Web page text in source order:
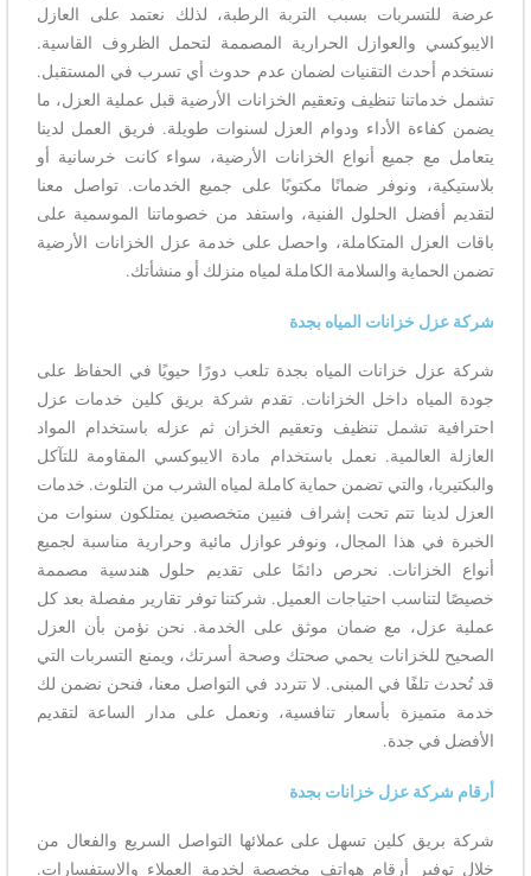
عرضة للتسربات بسبب التربة الرطبة، لذلك نعتمد على العازل
الايبوكسي والعوازل الحرارية المصممة لتحمل الظروف القاسية.
نستخدم أحدث التقنيات لضمان عدم حدوث أي تسرب في المستقبل.
تشمل خدماتنا تنظيف وتعقيم الخزانات الأرضية قبل عملية العزل، ما
يضمن كفاءة الأداء ودوام العزل لسنوات طويلة. فريق العمل لدينا
يتعامل مع جميع أنواع الخزانات الأرضية، سواء كانت خرسانية أو
بلاستيكية، ونوفر ضمانًا مكتوبًا على جميع الخدمات. تواصل معنا
لتقديم أفضل الحلول الفنية، واستفد من خصوماتنا الموسمية على
باقات العزل المتكاملة، واحصل على خدمة عزل الخزانات الأرضية
تضمن الحماية والسلامة الكاملة لمياه منزلك أو منشأتك.
شركة عزل خزانات المياه بجدة
شركة عزل خزانات المياه بجدة تلعب دورًا حيويًا في الحفاظ على
جودة المياه داخل الخزانات. تقدم شركة بريق كلين خدمات عزل
احترافية تشمل تنظيف وتعقيم الخزان ثم عزله باستخدام المواد
العازلة العالمية. نعمل باستخدام مادة الايبوكسي المقاومة للتآكل
والبكتيريا، والتي تضمن حماية كاملة لمياه الشرب من التلوث. خدمات
العزل لدينا تتم تحت إشراف فنيين متخصصين يمتلكون سنوات من
الخبرة في هذا المجال، ونوفر عوازل مائية وحرارية مناسبة لجميع
أنواع الخزانات. نحرص دائمًا على تقديم حلول هندسية مصممة
خصيصًا لتناسب احتياجات العميل. شركتنا توفر تقارير مفصلة بعد كل
عملية عزل، مع ضمان موثق على الخدمة. نحن نؤمن بأن العزل
الصحيح للخزانات يحمي صحتك وصحة أسرتك، ويمنع التسربات التي
قد تُحدث تلفًا في المبنى. لا تتردد في التواصل معنا، فنحن نضمن لك
خدمة متميزة بأسعار تنافسية، ونعمل على مدار الساعة لتقديم
الأفضل في جدة.
أرقام شركة عزل خزانات بجدة
شركة بريق كلين تسهل على عملائها التواصل السريع والفعال من
خلال توفير أرقام هواتف مخصصة لخدمة العملاء والاستفسارات.